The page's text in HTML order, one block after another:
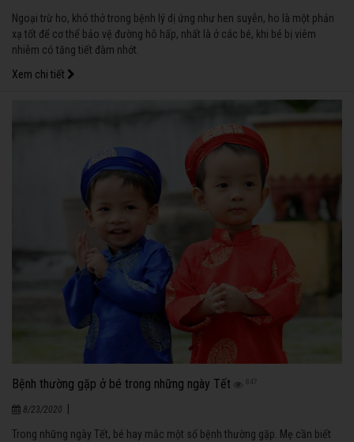
Ngoại trừ ho, khó thở trong bệnh lý dị ứng như hen suyễn, ho là một phản
xạ tốt để cơ thể bảo vệ đường hô hấp, nhất là ở các bé, khi bé bị viêm
nhiễm có tăng tiết đàm nhớt.
Xem chi tiết
Bệnh thường gặp ở bé trong những ngày Tết 847
8/23/2020
Trong những ngày Tết, bé hay mắc một số bệnh thường gặp. Mẹ cần biết